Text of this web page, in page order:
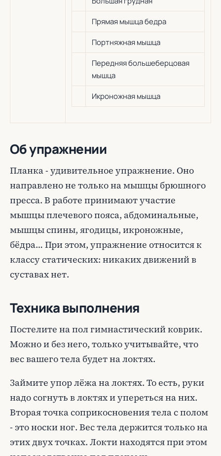
Прямая мышца бедра
Портняжная мышца
Передняя большеберцовая
мышца
Икроножная мышца
Об упражнении
Планка - удивительное упражнение. Оно
направлено не только на мышцы брюшного
пресса. В работе принимают участие
мышцы плечевого пояса, абдоминальные,
мышцы спины, ягодицы, икроножные,
бёдра… При этом, упражнение относится к
классу статических: никаких движений в
суставах нет.
Техника выполнения
Постелите на пол гимнастический коврик.
Можно и без него, только учитывайте, что
вес вашего тела будет на локтях.
Займите упор лёжа на локтях. То есть, руки
надо согнуть в локтях и упереться на них.
Вторая точка соприкосновения тела с полом
- это носки ног. Вес тела держится только на
этих двух точках. Локти находятся при этом